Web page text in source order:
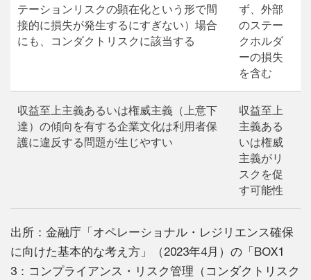
テーションリスクの顕在化という形で間
接的に損失が発生するにすぎない）場合
にも、コンダクトリスクに該当する
ず、外部
のステー
クホルダ
ーの損失
を含む
収益至上主義あるいは権威主義（上意下
達）の傾向を有する企業文化は利用者保
護に違反する問題が生じやすい
収益至上
主義ある
いは権威
主義がリ
スクを促
す可能性
出所：金融庁「オペレーショナル・レジリエンス確保
に向けた基本的な考え方」（2023年4月）の「BOX1
3：コンプライアンス・リスク管理（コンダクトリスク